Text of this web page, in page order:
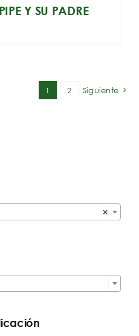
Y SU PADRE
1 2 Siguiente
×